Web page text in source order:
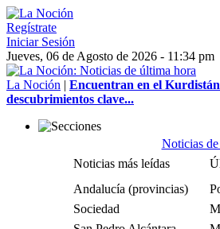
Regístrate
Iniciar Sesión
Jueves, 06 de Agosto de 2026 - 11:34 pm
La Noción | Encuentran en el
descubrimientos clave...
Noticias de
Noticias más leídas
Andalucía (provincias)
Sociedad